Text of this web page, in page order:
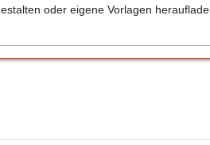
oder eigene Vorlagen